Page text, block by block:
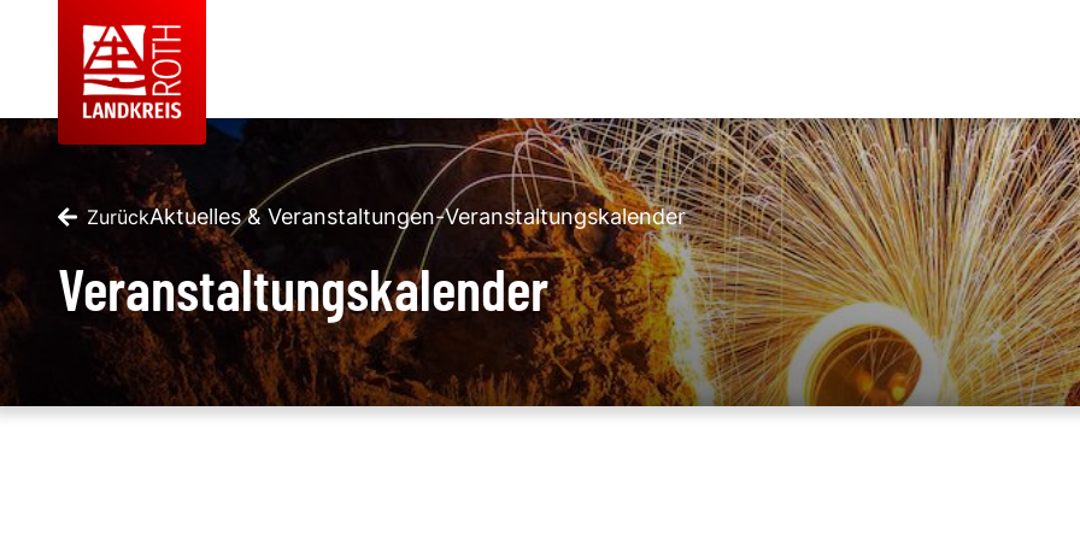
ZurückAktuelles & Veranstaltungen-Veranstaltungskalender
Veranstaltungskalender